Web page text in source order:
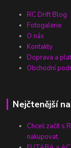
RC Drift Blog
Fotogalerie
O nás
Kontakty
Doprava a
Obchodní
Nejčtenější
Chceš začít s
nakupovat.